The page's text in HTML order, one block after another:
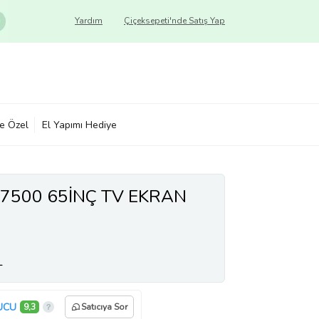
Çiçeksepeti'nde Satış Yap
Yardım
Özel El Yapımı Hediye
65İNÇ TV EKRAN
9,3 Satıcıya Sor